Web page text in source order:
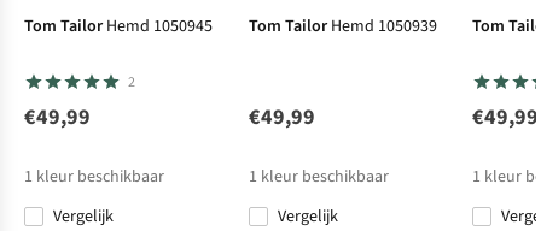
Tom Tailor Hemd 1050945
2
€49,99
1 kleur beschikbaar
Vergelijk
Tom Tailor Hemd 1050939
€49,99
1 kleur beschikbaar
Vergelijk
Tom
€49,99
1 kleur